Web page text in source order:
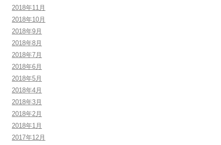
2018年11月
2018年10月
2018年9月
2018年8月
2018年7月
2018年6月
2018年5月
2018年4月
2018年3月
2018年2月
2018年1月
2017年12月